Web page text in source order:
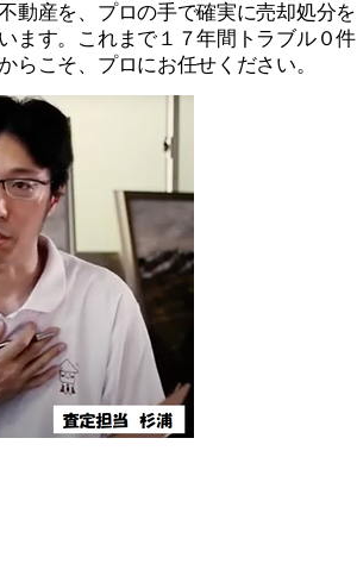
動産を、プロの手で確実に売却処分を
ます。これまで１７年間トラブル０件
らこそ、プロにお任せください。